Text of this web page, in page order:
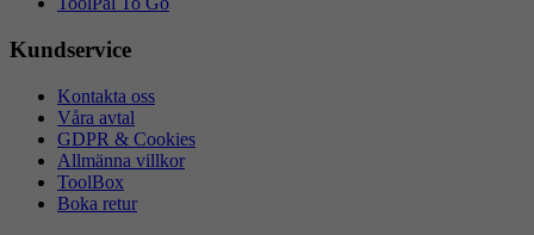
Kundservice
Kontakta oss
Våra avtal
GDPR & Cookies
Allmänna villkor
ToolBox
Boka retur